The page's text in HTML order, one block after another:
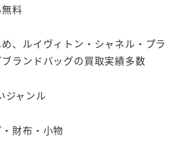
料
、ルイヴィトン・シャネル・プラ
ランドバッグの買取実績多数
ジャンル
財布・小物